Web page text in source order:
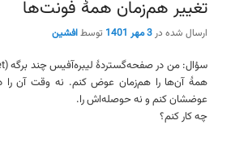
تغییر هم‌زمان همهٔ فونت‌ها
ارسال شده در3 مهر 1401 توسطافشین
همهٔ آن‌ها را هم‌زمان عوض کنم. نه وقت آن را
عوضشان کنم و نه حوصله‌اش را.
چه کار کنم؟